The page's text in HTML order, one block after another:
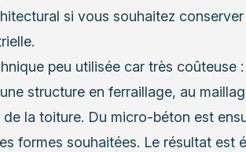
si vous souhaitez
peu utilisée car très coûteuse
structure en ferraillage, au
la toiture. Du micro-béton est
formes souhaitées. Le résultat est